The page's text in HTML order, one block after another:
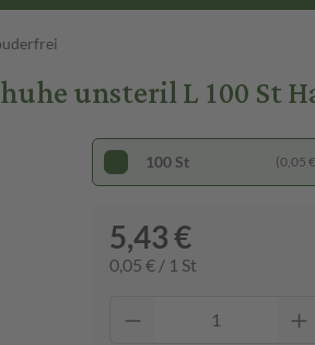
unsteril L 100 St
100 St (0,05
5,43 €
0,05 € / 1 St